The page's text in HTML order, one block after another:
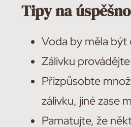
Tipy na
Voda by měla být
Zálivku
Přizpůsobte
zálivku, jiné zase
Pamatujte, že